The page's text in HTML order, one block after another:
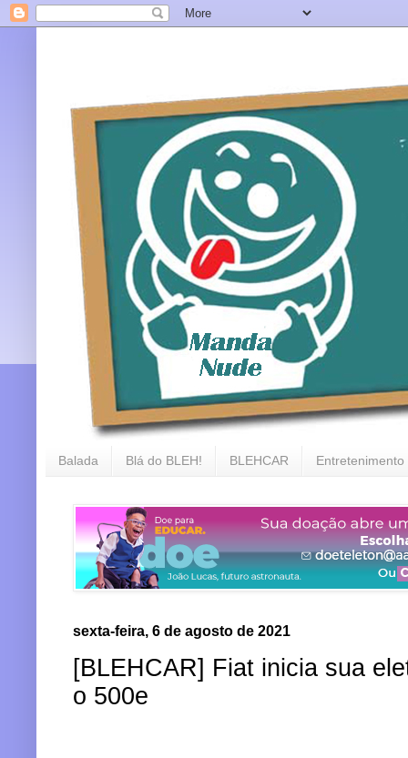
Balada Blá do BLEH! BLEHCAR Entretenimento
sexta-feira, 6 de agosto de 2021
[BLEHCAR] Fiat inicia sua
o 500e